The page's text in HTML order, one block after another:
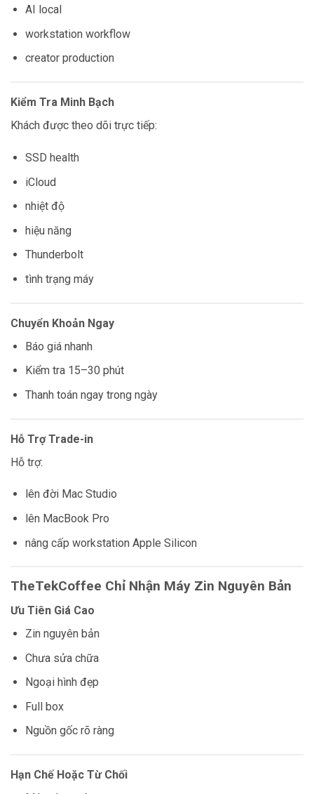
AI local
workstation workflow
creator production
Kiểm Tra Minh Bạch
Khách được theo dõi trực tiếp:
SSD health
iCloud
nhiệt độ
hiệu năng
Thunderbolt
tình trạng máy
Chuyển Khoản Ngay
Báo giá nhanh
Kiểm tra 15–30 phút
Thanh toán ngay trong ngày
Hỗ Trợ Trade-in
Hỗ trợ:
lên đời Mac Studio
lên MacBook Pro
nâng cấp workstation Apple Silicon
TheTekCoffee Chỉ Nhận Máy Zin Nguyên Bản
Ưu Tiên Giá Cao
Zin nguyên bản
Chưa sửa chữa
Ngoại hình đẹp
Full box
Nguồn gốc rõ ràng
Hạn Chế Hoặc Từ Chối